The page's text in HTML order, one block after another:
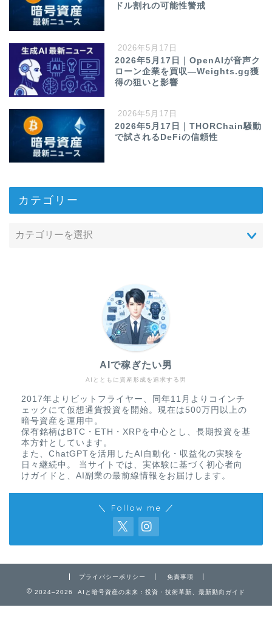
ドル割れの可能性警戒
2026年5月17日
2026年5月17日｜OpenAIが音声ク
ローン企業を買収—Weights.gg獲
得の狙いと影響
2026年5月17日
2026年5月17日｜THORChain騒動
で試されるDeFiの信頼性
カテゴリー
AIとともに資産形成を追求する男
AIで稼ぎたい男
2017年よりビットフライヤー、同年11月よりコインチ
ェックにて仮想通貨投資を開始。現在は500万円以上の
暗号資産を運用中。
保有銘柄はBTC・ETH・XRPを中心とし、長期投資を基
本方針としています。
また、ChatGPTを活用したAI自動化・収益化の実験を
日々継続中。 当サイトでは、実体験に基づく初心者向
けガイドと、AI副業の最前線情報をお届けします。
＼ Follow me ／
プライバシーポリシー 免責事項
2024–2026 AIと暗号資産の未来：投資・技術革新、最新動向ガイド
お問い合わせ